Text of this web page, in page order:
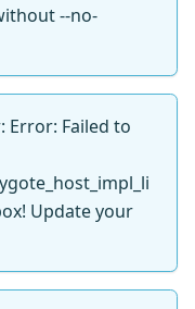
--no-
Error: Failed to
Update your